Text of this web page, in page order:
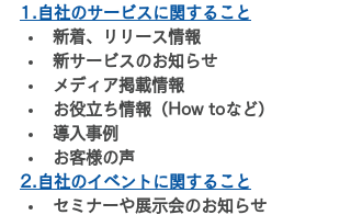
1.自社のサービスに関すること
新着、リリース情報
新サービスのお知らせ
メディア掲載情報
お役立ち情報（How toなど）
導入事例
お客様の声
2.自社のイベントに関すること
セミナーや展示会のお知らせ